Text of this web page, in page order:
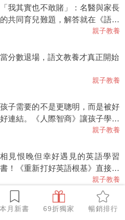
本月新書 69折獨家 暢銷排行
「我其實也不敢賭」：名醫與家長
的共同育兒難題，解答就在《語文
素養，孩子一生的超能力》親子教養
當分數退場，語文教養才真正開始
親子教養
孩子需要的不是更聰明，而是被好
好連結。《人際智商》讓孩子學得
親子教養
相見恨晚但幸好遇見的英語學習
書！《重新打好英語根基》直接發
親子教養
想知道孩子的語言發展狀況嗎？專